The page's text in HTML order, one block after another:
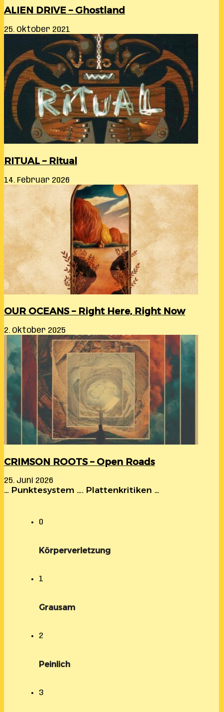
ALIEN DRIVE – Ghostland
25. Oktober 2021
RITUAL – Ritual
14. Februar 2026
OUR OCEANS – Right Here, Right Now
2. Oktober 2025
CRIMSON ROOTS – Open Roads
25. Juni 2026
… Punktesystem …. Plattenkritiken …
0
Körperverletzung
1
Grausam
2
Peinlich
3